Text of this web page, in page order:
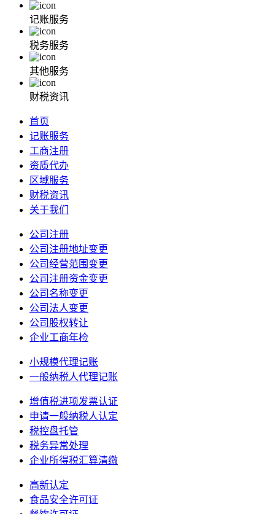
记账服务
税务服务
其他服务
财税资讯
首页
记账服务
工商注册
资质代办
区域服务
财税资讯
关于我们
公司注册
公司注册地址变更
公司经营范围变更
公司注册资金变更
公司名称变更
公司法人变更
公司股权转让
企业工商年检
小规模代理记账
一般纳税人代理记账
增值税进项发票认证
申请一般纳税人认定
税控盘托管
税务异常处理
企业所得税汇算清缴
高新认定
食品安全许可证